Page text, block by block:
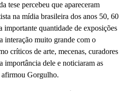
tese percebeu que apareceram
na mídia brasileira dos anos 50, 60
importante quantidade de exposições
interação muito grande com o
críticos de arte, mecenas, curadores
importância dele e noticiaram as
afirmou Gorgulho.